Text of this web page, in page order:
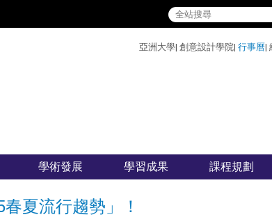
亞洲大學| 創意設計學院| 行事曆|
學術發展 學習成果 課程規劃
夏流行趨勢」！